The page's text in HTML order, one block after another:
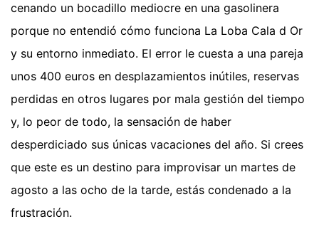
cenando un bocadillo mediocre en una gasolinera
porque no entendió cómo funciona La Loba Cala d Or
y su entorno inmediato. El error le cuesta a una pareja
unos 400 euros en desplazamientos inútiles, reservas
perdidas en otros lugares por mala gestión del tiempo
y, lo peor de todo, la sensación de haber
desperdiciado sus únicas vacaciones del año. Si crees
que este es un destino para improvisar un martes de
agosto a las ocho de la tarde, estás condenado a la
frustración.